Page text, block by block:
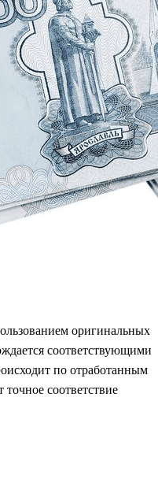
оригинальных
соответствующими
по отработанным
соответствие